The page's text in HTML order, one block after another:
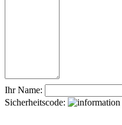
Ihr Name:
Sicherheitscode: